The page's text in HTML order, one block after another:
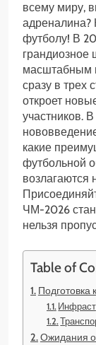
всему миру,
адреналина?
футболу! В
грандиозное
масштабным
сразу в трех
откроет
участников.
какие
футбольной
возлагаются
ЧМ-2026
нельзя
Table of
Ожидания